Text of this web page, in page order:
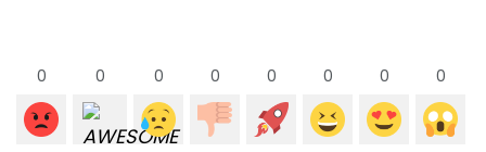
0 0 0 0 0 0 0 0